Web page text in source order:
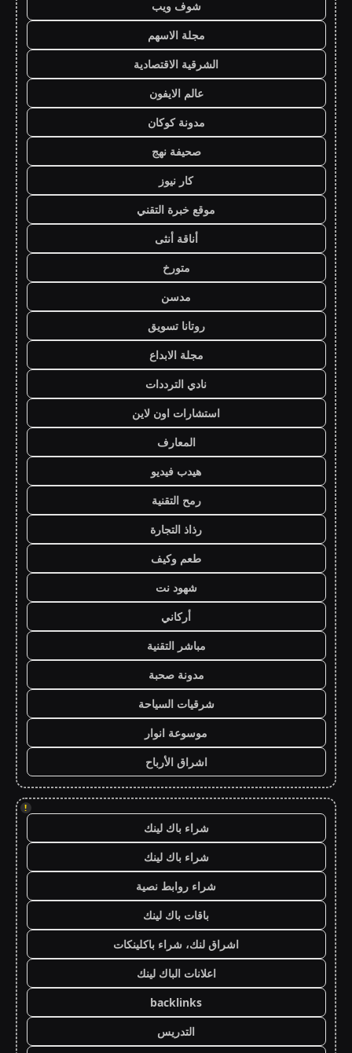
شوف ويب
مجلة الاسهم
الشرقية الاقتصادية
عالم الايفون
مدونة كوكان
صحيفة نهج
كار نيوز
موقع خبرة التقني
أناقة أنثى
متورخ
مدسن
روتانا تسويق
مجلة الابداع
نادي الترددات
استشارات اون لاين
المعارف
هيدب فيديو
رمح التقنية
رذاذ التجارة
طعم وكيف
شهود نت
أركاني
مباشر التقنية
مدونة صحبة
شرقيات السياحة
موسوعة انوار
اشراق الأرباح
!
شراء باك لينك
شراء باك لينك
شراء روابط نصية
باقات باك لينك
اشراق لنك، شراء باكلينكات
اعلانات الباك لينك
backlinks
التدريس